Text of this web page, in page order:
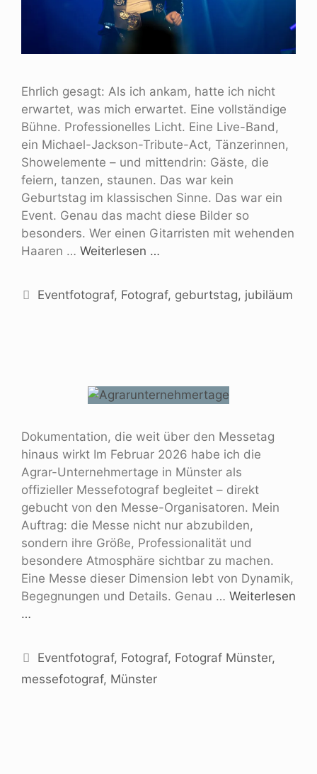
Ehrlich gesagt: Als ich ankam, hatte ich nicht
erwartet, was mich erwartet. Eine vollständige
Bühne. Professionelles Licht. Eine Live-Band,
ein Michael-Jackson-Tribute-Act, Tänzerinnen,
Showelemente – und mittendrin: Gäste, die
feiern, tanzen, staunen. Das war kein
Geburtstag im klassischen Sinne. Das war ein
Event. Genau das macht diese Bilder so
besonders. Wer einen Gitarristen mit wehenden
Haaren … Weiterlesen …
Eventfotograf, Fotograf, geburtstag, jubiläum
Dokumentation, die weit über den Messetag
hinaus wirkt Im Februar 2026 habe ich die
Agrar-Unternehmertage in Münster als
offizieller Messefotograf begleitet – direkt
gebucht von den Messe-Organisatoren. Mein
Auftrag: die Messe nicht nur abzubilden,
sondern ihre Größe, Professionalität und
besondere Atmosphäre sichtbar zu machen.
Eine Messe dieser Dimension lebt von Dynamik,
Begegnungen und Details. Genau … Weiterlesen
…
Eventfotograf, Fotograf, Fotograf Münster,
messefotograf, Münster